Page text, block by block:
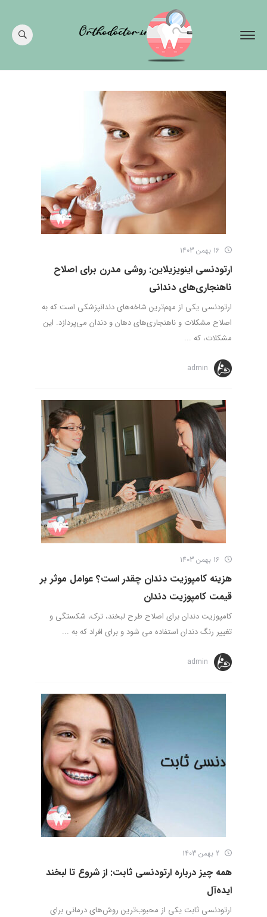
ارتودنسی اینویزیلاین: روشی مدرن برای اصلاح
ناهنجاری‌های دندانی
ارتودنسی یکی از مهم‌ترین شاخه‌های دندانپزشکی است که به
اصلاح مشکلات و ناهنجاری‌های دهان و دندان می‌پردازد. این
مشکلات، که ...
admin
هزینه کامپوزیت دندان چقدر است؟ عوامل موثر بر
قیمت کامپوزیت دندان
کامپوزیت دندان برای اصلاح طرح لبخند، ترک، شکستگی و
تغییر رنگ دندان استفاده می شود و برای افراد که به ...
admin
همه چیز درباره ارتودنسی ثابت: از شروع تا لبخند
ایده‌آل
ارتودنسی ثابت یکی از محبوب‌ترین روش‌های درمانی برای